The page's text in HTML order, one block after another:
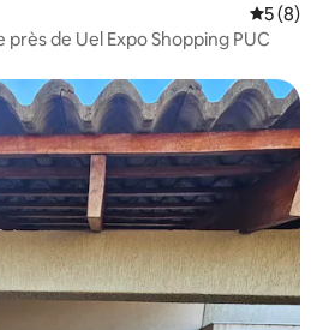
Note
5 (8)
de Uel Expo Shopping PUC